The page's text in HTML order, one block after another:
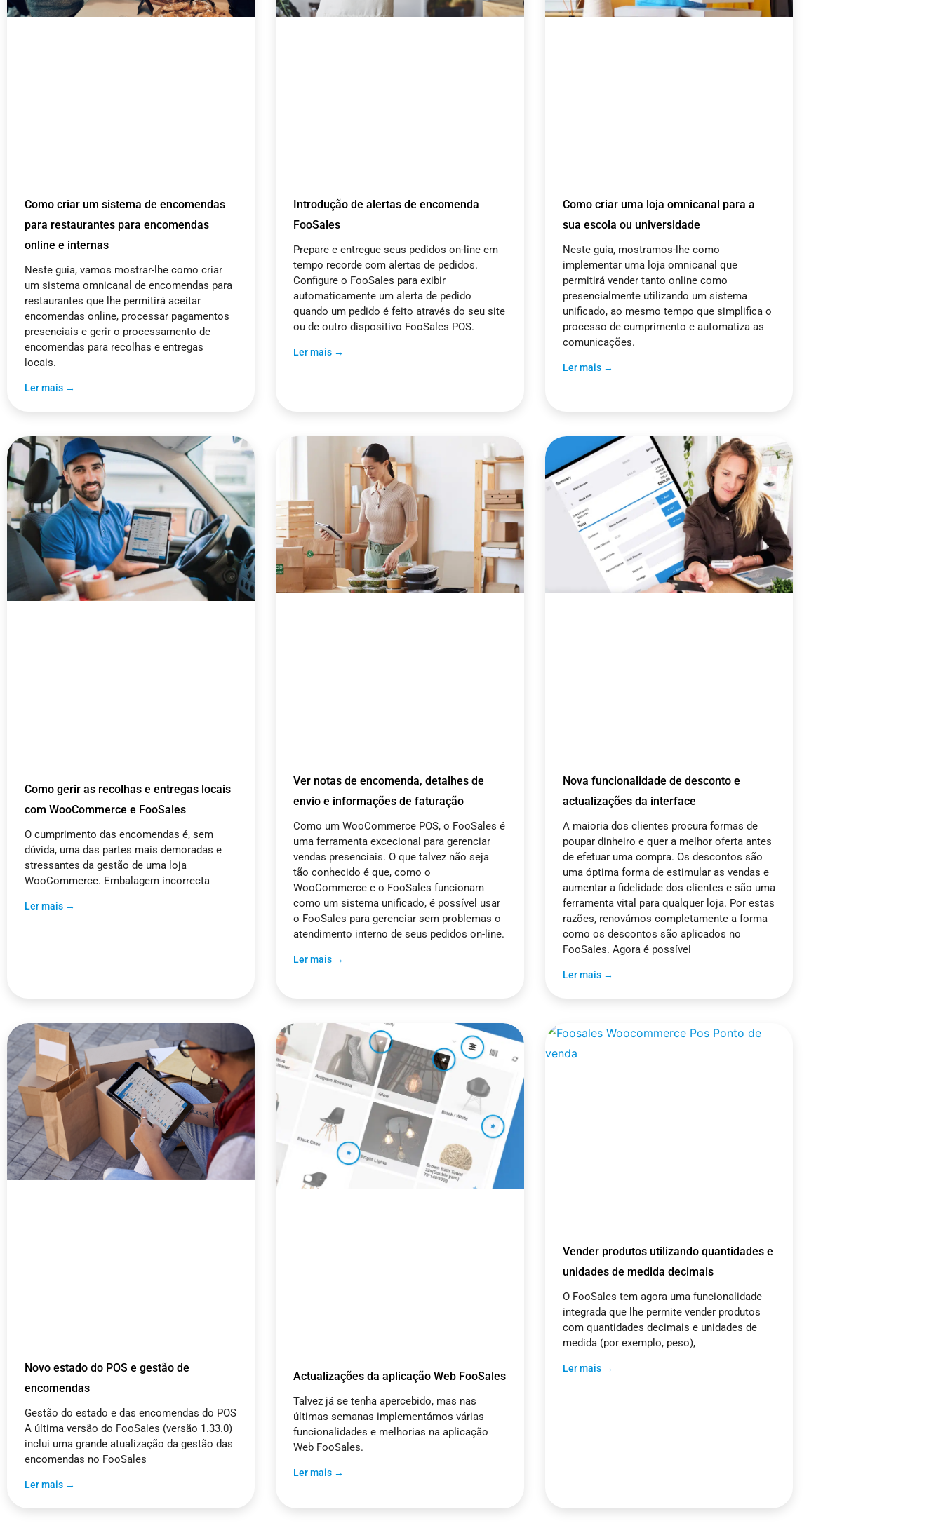
Como criar um sistema de encomendas
para restaurantes para encomendas
online e internas
Neste guia, vamos mostrar-lhe como criar
um sistema omnicanal de encomendas para
restaurantes que lhe permitirá aceitar
encomendas online, processar pagamentos
presenciais e gerir o processamento de
encomendas para recolhas e entregas
locais.
Ler mais →
Introdução de alertas de encomenda
FooSales
Prepare e entregue seus pedidos on-line em
tempo recorde com alertas de pedidos.
Configure o FooSales para exibir
automaticamente um alerta de pedido
quando um pedido é feito através do seu site
ou de outro dispositivo FooSales POS.
Ler mais →
Como criar uma loja omnicanal para a
sua escola ou universidade
Neste guia, mostramos-lhe como
implementar uma loja omnicanal que
permitirá vender tanto online como
presencialmente utilizando um sistema
unificado, ao mesmo tempo que simplifica o
processo de cumprimento e automatiza as
comunicações.
Ler mais →
Como gerir as recolhas e entregas locais
com WooCommerce e FooSales
O cumprimento das encomendas é, sem
dúvida, uma das partes mais demoradas e
stressantes da gestão de uma loja
WooCommerce. Embalagem incorrecta
Ler mais →
Ver notas de encomenda, detalhes de
envio e informações de faturação
Como um WooCommerce POS, o FooSales é
uma ferramenta excecional para gerenciar
vendas presenciais. O que talvez não seja
tão conhecido é que, como o
WooCommerce e o FooSales funcionam
como um sistema unificado, é possível usar
o FooSales para gerenciar sem problemas o
atendimento interno de seus pedidos on-line.
Ler mais →
Nova funcionalidade de desconto e
actualizações da interface
A maioria dos clientes procura formas de
poupar dinheiro e quer a melhor oferta antes
de efetuar uma compra. Os descontos são
uma óptima forma de estimular as vendas e
aumentar a fidelidade dos clientes e são uma
ferramenta vital para qualquer loja. Por estas
razões, renovámos completamente a forma
como os descontos são aplicados no
FooSales. Agora é possível
Ler mais →
Novo estado do POS e gestão de
encomendas
Gestão do estado e das encomendas do POS
A última versão do FooSales (versão 1.33.0)
inclui uma grande atualização da gestão das
encomendas no FooSales
Ler mais →
Actualizações da aplicação Web FooSales
Talvez já se tenha apercebido, mas nas
últimas semanas implementámos várias
funcionalidades e melhorias na aplicação
Web FooSales.
Ler mais →
Vender produtos utilizando quantidades e
unidades de medida decimais
O FooSales tem agora uma funcionalidade
integrada que lhe permite vender produtos
com quantidades decimais e unidades de
medida (por exemplo, peso),
Ler mais →